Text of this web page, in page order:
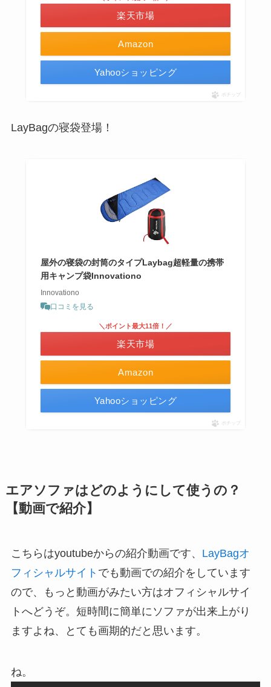
Amazon
楽天市場
Yahooショッピング
ポチップ
LayBagの寝袋登場！
屋外の寝袋の封筒のタイプLaybag超軽量の携帯
用キャンプ袋Innovationo
Innovationo
口コミを見る
Amazon
＼ポイント最大11倍！／
楽天市場
Yahooショッピング
ポチップ
エアソファはどのようにして使うの？
【動画で紹介】
こちらはyoutubeからの紹介動画です、 LayBagオ
フィシャルサイト でも動画での紹介をしています
ので、もっと動画がみたい方はオフィシャルサイ
トへどうぞ。短時間に簡単にソファが出来上がり
ますよね、とても画期的だと思います。
ね。